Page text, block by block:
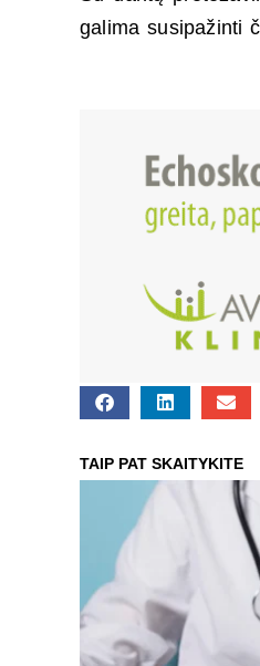
galima susipažinti
TAIP PAT SKAITYKITE